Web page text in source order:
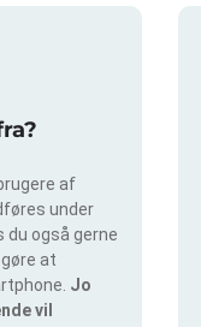
af
under
du også gerne
at
Jo
vil